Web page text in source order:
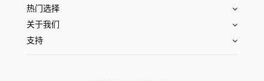
热门选择
关于我们
支持